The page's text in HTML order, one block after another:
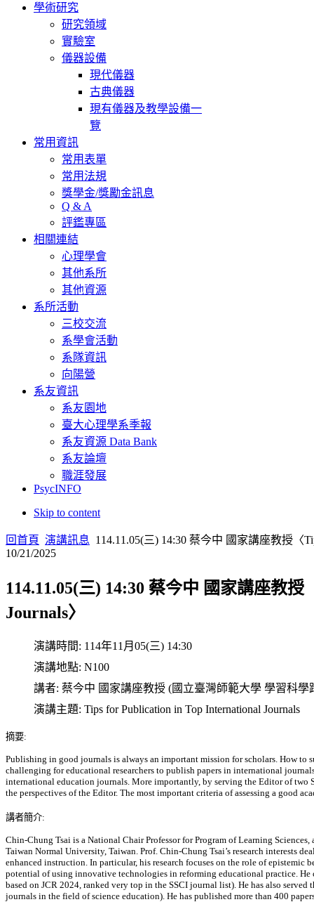
學術研究
研究領域
實驗室
儀器設備
現代儀器
古典儀器
現有儀器及教學設備一
覽
常用資訊
常用表單
常用法規
獎學金/獎勵金訊息
Q & A
評鑑專區
相關連結
心理學會
其他系所
其他資源
系所活動
三校交流
系學會活動
系隊資訊
向陽營
系友資訊
系友園地
臺大心理學系季報
系友資源 Data Bank
系友論壇
職涯發展
PsycINFO
Skip to content
回首頁 演講訊息 114.11.05(三) 14:30 蔡今中 國家講座教授〈
10/21/2025
114.11.05(三) 14:30 蔡今中 國家講座教
Journals〉
演講時間: 114年11月05(三) 14:30
演講地點: N100
講者: 蔡今中 國家講座教授 (國立臺灣師範大學 學習科
演講主題: Tips for Publication in Top International Journals
摘要:
Publishing in good journals is always an important mission for scholars. How to
challenging for educational researchers to publish papers in international
international education journals. More importantly, by serving the Editor of two
the perspectives of the Editor. The most important criteria of assessing a good
講者簡介:
Chin-Chung Tsai is a National Chair Professor for Program of Learning
Taiwan Normal University, Taiwan. Prof. Chin-Chung Tsai’s research interests
enhanced instruction. In particular, his research focuses on the role of
potential of using innovative technologies in reforming educational practice.
based on JCR 2024, ranked very top in the SSCI journal list). He has also
journals in the field of science education). He has published more than 400